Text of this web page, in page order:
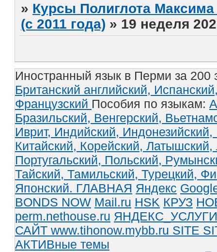
» Курсы Полиглота
(с 2011 года) » 19 неделя
Иностранный язык в Перми за 200
Британский английский,
Французский Пособия по языкам:
Бразильский, Венгерский,
Иврит, Индийский, Индонезийский,
Китайский, Корейский, Латышский,
Португальский, Польский,
Тайский, Тамильский, Турецкий,
Японский. ГЛАВНАЯ Яндекс
BONDS NOW Mail.ru HSK КРУЗ
perm.nethouse.ru ЯНДЕКС_УСЛУГИ
САЙТ www.tihonow.mybb.ru SITE
АКТИВные темы